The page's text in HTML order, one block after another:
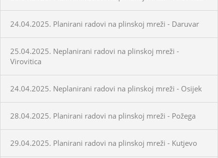
24.04.2025. Planirani radovi na plinskoj mreži - Daruvar
25.04.2025. Neplanirani radovi na plinskoj mreži -
Virovitica
24.04.2025. Neplanirani radovi na plinskoj mreži - Osijek
28.04.2025. Planirani radovi na plinskoj mreži - Požega
29.04.2025. Planirani radovi na plinskoj mreži - Kutjevo